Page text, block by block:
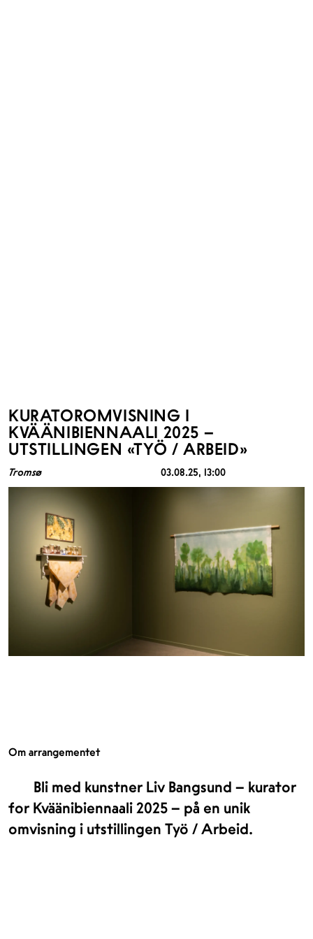
KURATOROMVISNING I
KVÄÄNIBIENNAALI 2025 –
UTSTILLINGEN «TYÖ / ARBEID»
Tromsø 03.08.25, 13:00
Om arrangementet
Bli med kunstner Liv Bangsund – kurator
for Kväänibiennaali 2025 – på en unik
omvisning i utstillingen Työ / Arbeid.